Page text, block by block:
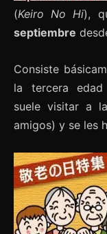
(Keiro No Hi),
septiembre
Consiste
la tercera
suele visitar a
amigos) y se les